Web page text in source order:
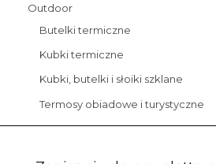
Outdoor
Butelki termiczne
Kubki termiczne
Kubki, butelki i słoiki szklane
Termosy obiadowe i turystyczne